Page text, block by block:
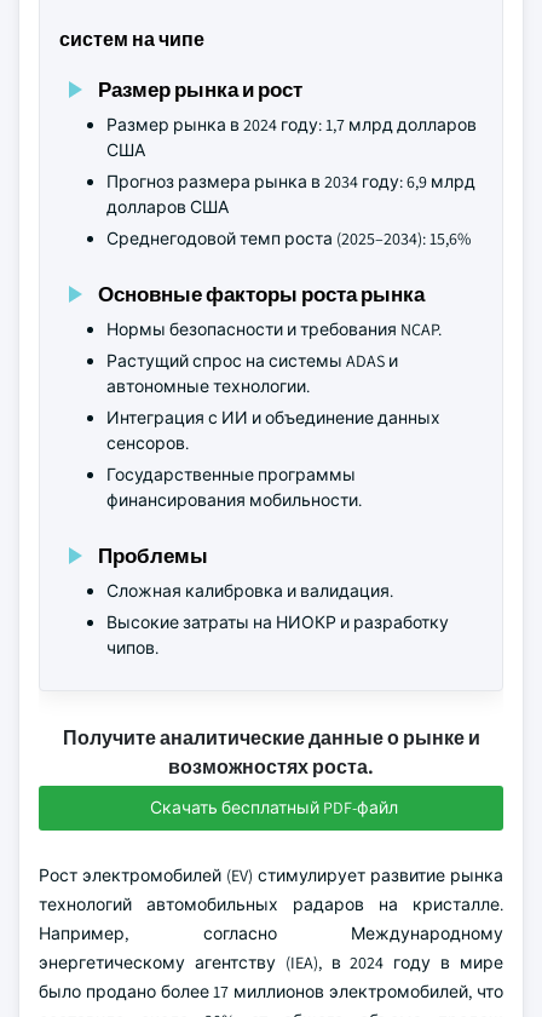
систем на чипе
Размер рынка и рост
Размер рынка в 2024 году: 1,7 млрд долларов
США
Прогноз размера рынка в 2034 году: 6,9 млрд
долларов США
Среднегодовой темп роста (2025–2034): 15,6%
Основные факторы роста рынка
Нормы безопасности и требования NCAP.
Растущий спрос на системы ADAS и
автономные технологии.
Интеграция с ИИ и объединение данных
сенсоров.
Государственные программы
финансирования мобильности.
Проблемы
Сложная калибровка и валидация.
Высокие затраты на НИОКР и разработку
чипов.
Получите аналитические данные о рынке и
возможностях роста.
Скачать бесплатный PDF-файл
Рост электромобилей (EV) стимулирует развитие рынка
технологий автомобильных радаров на кристалле.
Например, согласно Международному
энергетическому агентству (IEA), в 2024 году в мире
было продано более 17 миллионов электромобилей, что